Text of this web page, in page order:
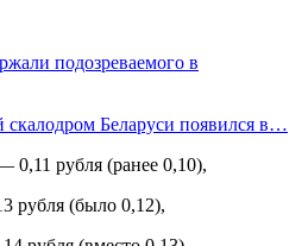
подозреваемого в
Беларуси появился в…
0,11 рубля (ранее 0,10),
рубля (было 0,12),